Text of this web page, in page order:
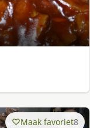
Maak favoriet8